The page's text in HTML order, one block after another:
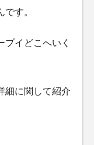
す。
イどこへいく
細に関して紹介